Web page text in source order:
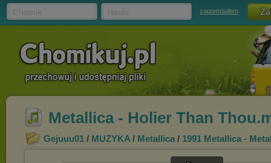
zapomniałem
Metallica - Holier Than
Gejuuu01 / MUZYKA / Metallica / 1991 Metallica -